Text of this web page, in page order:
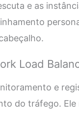
e as
Load
e
do tráfego.